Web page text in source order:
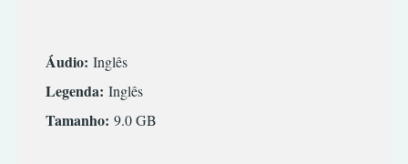
SIMULADOR
TERROR
DESPORTO
ESTRATÉGIA
INFANTIL
Áudio: Inglês
Legenda: Inglês
Tamanho: 9.0 GB